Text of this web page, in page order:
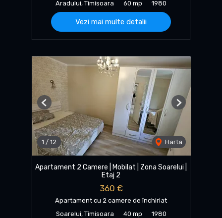
Aradului, Timisoara
60 mp 1980
Vezi mai multe detalii
1 / 12 Harta
Previous Next
Apartament 2 Camere | Mobilat | Zona Soarelui |
Etaj 2
360 €
Apartament cu 2 camere de închiriat
Soarelui, Timisoara
40 mp 1980